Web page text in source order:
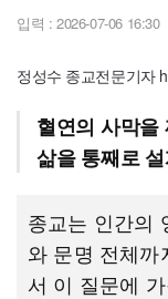
입력 : 2026-07-06 16:30
정성수 종교전문기자
혈연의 사막을
삶을 통째로
종교는 인간의
와 문명 전체까
서 이 질문에